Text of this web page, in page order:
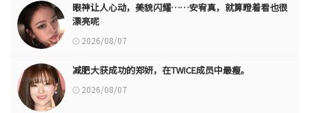
眼神让人心动，美貌闪耀……安宥真，就算瞪着看也很
漂亮呢
2026/08/07
减肥大获成功的郑妍，在TWICE成员中最瘦。
2026/08/07